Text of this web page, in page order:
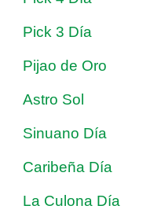
Pick 3 Día
Pijao de Oro
Astro Sol
Sinuano Día
Caribeña Día
La Culona Día